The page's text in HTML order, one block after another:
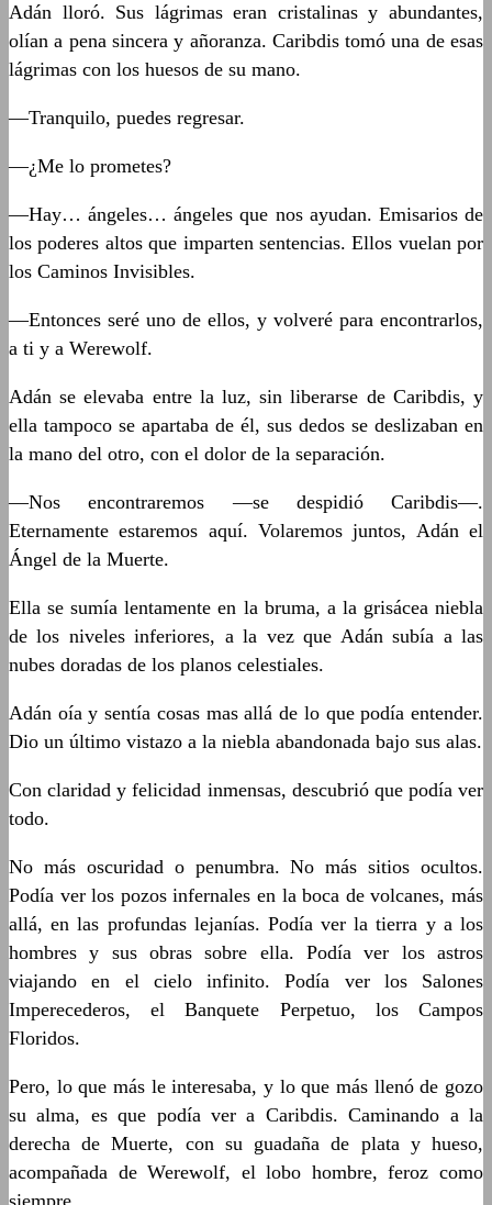
Adán lloró. Sus lágrimas eran cristalinas y abundantes,
olían a pena sincera y añoranza. Caribdis tomó una de esas
lágrimas con los huesos de su mano.
—Tranquilo, puedes regresar.
—¿Me lo prometes?
—Hay… ángeles… ángeles que nos ayudan. Emisarios de
los poderes altos que imparten sentencias. Ellos vuelan por
los Caminos Invisibles.
—Entonces seré uno de ellos, y volveré para encontrarlos,
a ti y a Werewolf.
Adán se elevaba entre la luz, sin liberarse de Caribdis, y
ella tampoco se apartaba de él, sus dedos se deslizaban en
la mano del otro, con el dolor de la separación.
—Nos encontraremos —se despidió Caribdis—.
Eternamente estaremos aquí. Volaremos juntos, Adán el
Ángel de la Muerte.
Ella se sumía lentamente en la bruma, a la grisácea niebla
de los niveles inferiores, a la vez que Adán subía a las
nubes doradas de los planos celestiales.
Adán oía y sentía cosas mas allá de lo que podía entender.
Dio un último vistazo a la niebla abandonada bajo sus alas.
Con claridad y felicidad inmensas, descubrió que podía ver
todo.
No más oscuridad o penumbra. No más sitios ocultos.
Podía ver los pozos infernales en la boca de volcanes, más
allá, en las profundas lejanías. Podía ver la tierra y a los
hombres y sus obras sobre ella. Podía ver los astros
viajando en el cielo infinito. Podía ver los Salones
Imperecederos, el Banquete Perpetuo, los Campos
Floridos.
Pero, lo que más le interesaba, y lo que más llenó de gozo
su alma, es que podía ver a Caribdis. Caminando a la
derecha de Muerte, con su guadaña de plata y hueso,
acompañada de Werewolf, el lobo hombre, feroz como
siempre.